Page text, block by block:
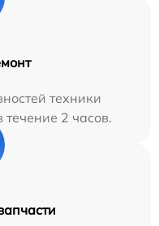
техники
2 часов.